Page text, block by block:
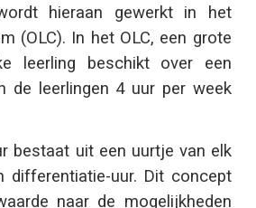
hieraan gewerkt in het
(OLC). In het OLC, een grote
leerling beschikt over een
de leerlingen 4 uur per week
bestaat uit een uurtje van elk
differentiatie-uur. Dit concept
naar de mogelijkheden